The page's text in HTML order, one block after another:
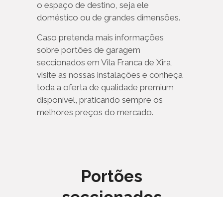
o espaço de destino, seja ele
doméstico ou de grandes dimensões.
Caso pretenda mais informações
sobre portões de garagem
seccionados em Vila Franca de Xira,
visite as nossas instalações e conheça
toda a oferta de qualidade premium
disponível, praticando sempre os
melhores preços do mercado.
Portões